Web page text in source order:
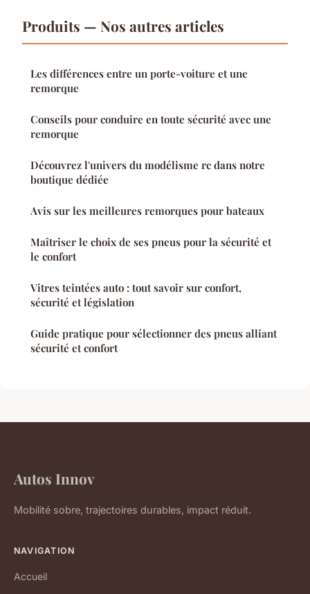
Produits — Nos autres articles
Les différences entre un porte-voiture et une
remorque
Conseils pour conduire en toute sécurité avec une
remorque
Découvrez l'univers du modélisme rc dans notre
boutique dédiée
Avis sur les meilleures remorques pour bateaux
Maîtriser le choix de ses pneus pour la sécurité et
le confort
Vitres teintées auto : tout savoir sur confort,
sécurité et législation
Guide pratique pour sélectionner des pneus alliant
sécurité et confort
Autos Innov
Mobilité sobre, trajectoires durables, impact réduit.
NAVIGATION
Accueil